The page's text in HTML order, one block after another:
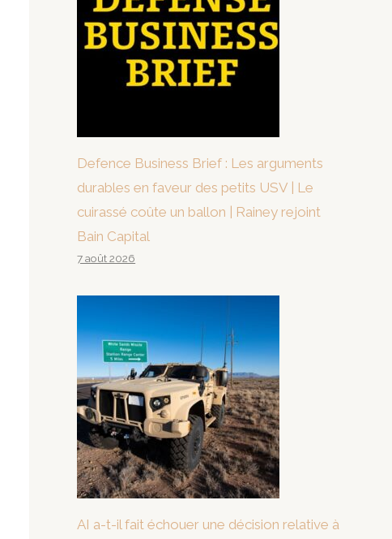
Defence Business Brief : Les arguments
durables en faveur des petits USV | Le
cuirassé coûte un ballon | Rainey rejoint
Bain Capital
7 août 2026
AI a-t-il fait échouer une décision relative à